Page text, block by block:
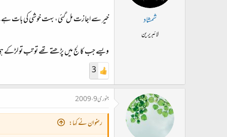
شمشاد
لائبریرین
خیر سے اجازت مل گئی، بہت خوشی کی بات
ویسے جب کالج میں پڑھتے تھے تو تب تو
3
جنوری 9، 2009
رضوان نے کہا: